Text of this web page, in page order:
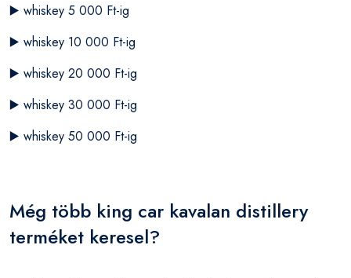
▶️ whiskey 5 000 Ft-ig
▶️ whiskey 10 000 Ft-ig
▶️ whiskey 20 000 Ft-ig
▶️ whiskey 30 000 Ft-ig
▶️ whiskey 50 000 Ft-ig
Még több king car kavalan distillery
terméket keresel?